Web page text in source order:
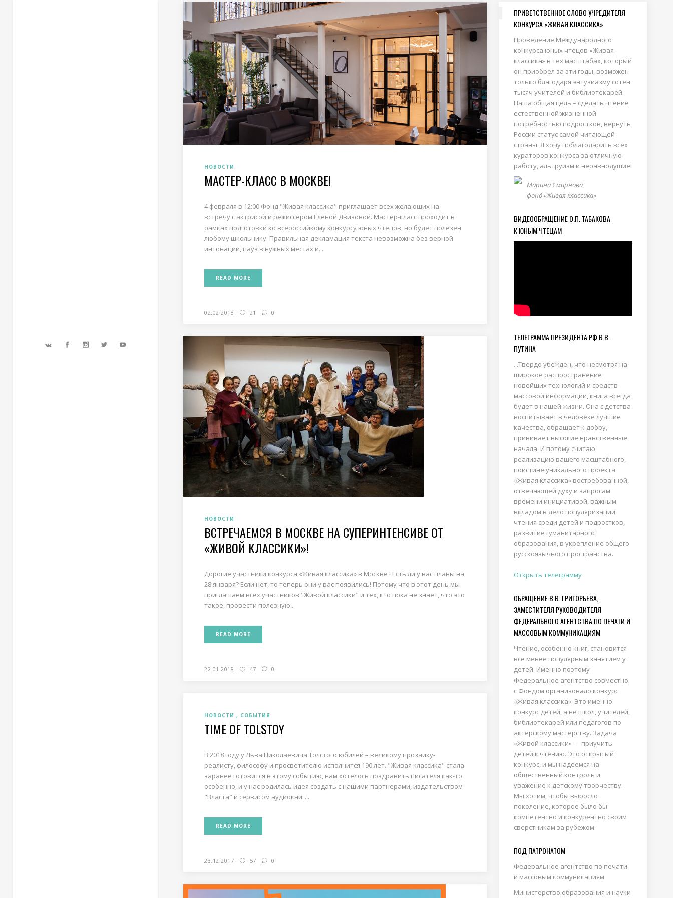
НОВОСТИ
МАСТЕР-КЛАСС В МОСКВЕ!
4 февраля в 12:00 Фонд "Живая классика" приглашает всех желающих на
встречу с актрисой и режиссером Еленой Двизовой. Мастер-класс проходит в
рамках подготовки ко всероссийкому конкурсу юных чтецов, но будет полезен
любому школьнику. Правильная декламация текста невозможна без верной
интонации, пауз в нужных местах и...
READ MORE
02.02.2018 21 0
НОВОСТИ
ВСТРЕЧАЕМСЯ В МОСКВЕ НА СУПЕРИНТЕНСИВЕ ОТ
«ЖИВОЙ КЛАССИКИ»!
Дорогие участники конкурса «Живая классика» в Москве ! Есть ли у вас планы на
28 января? Если нет, то теперь они у вас появились! Потому что в этот день мы
приглашаем всех участников "Живой классики" и тех, кто пока не знает, что это
такое, провести полезную...
READ MORE
22.01.2018 47 0
НОВОСТИ СОБЫТИЯ
TIME OF TOLSTOY
В 2018 году у Льва Николаевича Толстого юбилей – великому прозаику-
реалисту, философу и просветителю исполнится 190 лет. "Живая классика" стала
заранее готовится в этому событию, нам хотелось поздравить писателя как-то
особенно, и у нас родилась идея создать с нашими партнерами, издательством
"Власта" и сервисом аудиокниг...
READ MORE
23.12.2017 57 0
ПРИВЕТСТВЕННОЕ СЛОВО УЧРЕДИТЕЛЯ
КОНКУРСА «ЖИВАЯ КЛАССИКА»
Проведение Международного
конкурса юных чтецов «Живая
классика» в тех масштабах, который
он приобрел за эти годы, возможен
только благодаря энтузиазму сотен
тысяч учителей и библиотекарей.
Наша общая цель – сделать чтение
естественной жизненной
потребностью подростков, вернуть
России статус самой читающей
страны. Я хочу поблагодарить всех
кураторов конкурса за отличную
работу, альтруизм и неравнодушие!
Марина Смирнова,
фонд «Живая классика»
ВИДЕООБРАЩЕНИЕ О.П. ТАБАКОВА
К ЮНЫМ ЧТЕЦАМ
ТЕЛЕГРАММА ПРЕЗИДЕНТА РФ В.В.
ПУТИНА
...Твердо убежден, что несмотря на
широкое распространение
новейших технологий и средств
массовой информации, книга всегда
будет в нашей жизни. Она с детства
воспитывает в человеке лучшие
качества, обращает к добру,
прививает высокие нравственные
начала. И потому считаю
реализацию вашего масштабного,
поистине уникального проекта
«Живая классика» востребованной,
отвечающей духу и запросам
времени инициативой, важным
вкладом в дело популяризации
чтения среди детей и подростков,
развитие гуманитарного
образования, в укрепление общего
русскоязычного пространства.
Открыть телеграмму
ОБРАЩЕНИЕ В.В. ГРИГОРЬЕВА,
ЗАМЕСТИТЕЛЯ РУКОВОДИТЕЛЯ
ФЕДЕРАЛЬНОГО АГЕНТСТВА ПО ПЕЧАТИ И
МАССОВЫМ КОММУНИКАЦИЯМ
Чтение, особенно книг, становится
все менее популярным занятием у
детей. Именно поэтому
Федеральное агентство совместно
с Фондом организовало конкурс
«Живая классика». Это именно
конкурс детей, а не школ, учителей,
библиотекарей или педагогов по
актерскому мастерству. Задача
«Живой классики» — приучить
детей к чтению. Это открытый
конкурс, и мы надеемся на
общественный контроль и
уважение к детскому творчеству.
Мы хотим, чтобы выросло
поколение, которое было бы
компетентно и конкурентно своим
сверстникам за рубежом.
ПОД ПАТРОНАТОМ
Федеральное агентство по печати
и массовым коммуникациям
Министерство образования и науки